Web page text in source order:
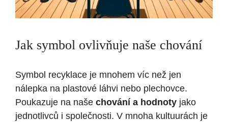
Jak symbol ovlivňuje naše chování
Symbol recyklace je mnohem víc než jen
nálepka na plastové láhvi nebo plechovce.
Poukazuje na naše chování a hodnoty jako
jednotlivců i společnosti. V mnoha kultuurách je